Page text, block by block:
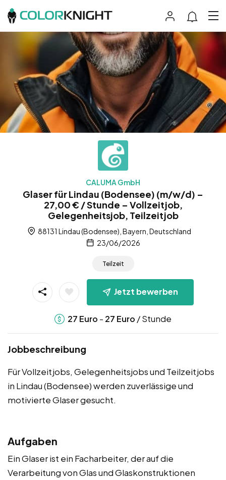
CALUMA GmbH
Glaser für Lindau (Bodensee) (m/w/d) –
27,00 € / Stunde – Vollzeitjob,
Gelegenheitsjob, Teilzeitjob
88131 Lindau (Bodensee), Bayern, Deutschland
23/06/2026
Teilzeit
Jetzt bewerben
27 Euro - 27 Euro / Stunde
Jobbeschreibung
Für Vollzeitjobs, Gelegenheitsjobs und Teilzeitjobs
in Lindau (Bodensee) werden zuverlässige und
motivierte Glaser gesucht.
Aufgaben
Ein Glaser ist ein Facharbeiter, der auf die
Verarbeitung von Glas und Glaskonstruktionen